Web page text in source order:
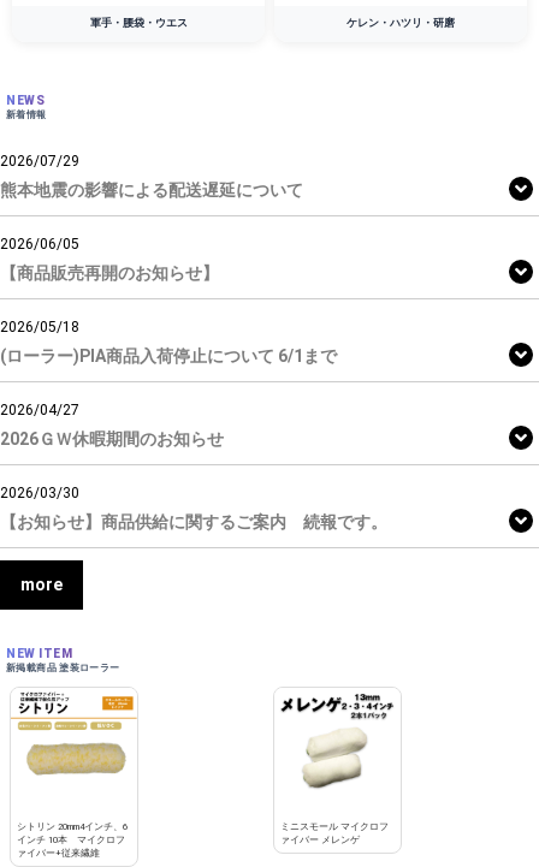
軍手・腰袋・ウエス ケレン・ハツリ・研磨
NEWS
新着情報
2026/07/29
熊本地震の影響による配送遅延について
2026/06/05
【商品販売再開のお知らせ】
2026/05/18
(ローラー)PIA商品入荷停止について 6/1まで
2026/04/27
2026ＧＷ休暇期間のお知らせ
2026/03/30
【お知らせ】商品供給に関するご案内 続報です。
more
NEW ITEM
新掲載商品 塗装ローラー
シトリン 20mm4インチ、6
インチ 10本 マイクロフ
ァイバー+従来繊維
ミニスモール マイクロフ
ァイバー メレンゲ